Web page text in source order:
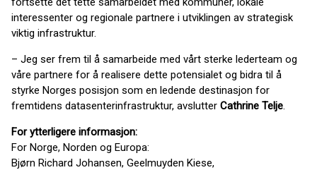
interessenter og regionale partnere i utviklingen av strategisk
viktig infrastruktur.
– Jeg ser frem til å samarbeide med vårt sterke lederteam og
våre partnere for å realisere dette potensialet og bidra til å
styrke Norges posisjon som en ledende destinasjon for
fremtidens datasenterinfrastruktur, avslutter Cathrine Telje.
For ytterligere informasjon:
For Norge, Norden og Europa:
Bjørn Richard Johansen, Geelmuyden Kiese,